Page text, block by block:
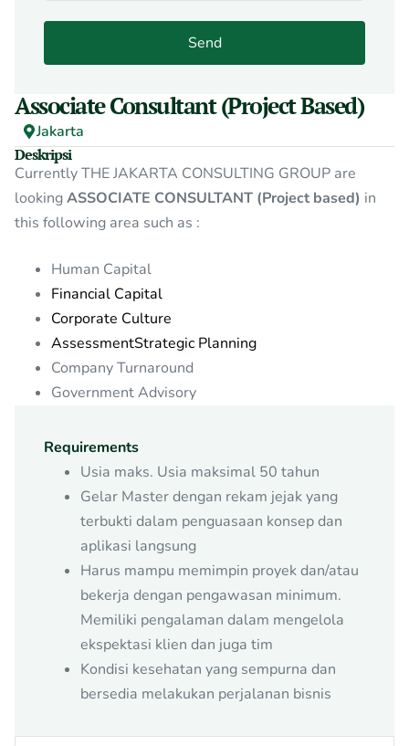
Send
Associate Consultant (Project Based)
Jakarta
Deskripsi
Currently THE JAKARTA CONSULTING GROUP are
lookingASSOCIATE CONSULTANT (Project based) in
this following area such as :
Human Capital
Financial Capital
Corporate Culture
AssessmentStrategic Planning
Company Turnaround
Government Advisory
Requirements
Usia maks. Usia maksimal 50 tahun
Gelar Master dengan rekam jejak yang
terbukti dalam penguasaan konsep dan
aplikasi langsung
Harus mampu memimpin proyek dan/atau
bekerja dengan pengawasan minimum.
Memiliki pengalaman dalam mengelola
ekspektasi klien dan juga tim
Kondisi kesehatan yang sempurna dan
bersedia melakukan perjalanan bisnis